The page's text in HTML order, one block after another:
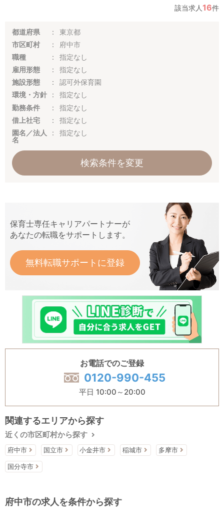
該当求人16件
都道府県
東京都
市区町村
府中市
職種
指定なし
雇用形態
指定なし
施設形態
認可外保育園
環境・方針
指定なし
勤務条件
指定なし
借上社宅
指定なし
園名／法人
名
指定なし
検索条件を変更
保育士専任キャリアパートナーが
あなたの転職をサポートします。
無料転職サポートに登録
お電話でのご登録
0120-990-455
平日 10:00～20:00
関連するエリアから探す
近くの市区町村から探す
府中市 国立市 小金井市 稲城市 多摩市
国分寺市
府中市の求人を条件から探す